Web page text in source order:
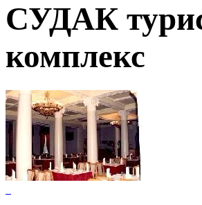
СУДАК
комплекс